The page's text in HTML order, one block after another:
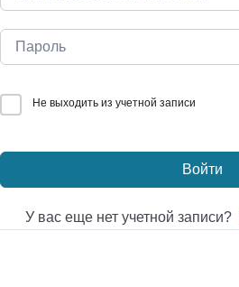
Не выходить из учетной записи
Войти
У вас еще нет учетной записи?